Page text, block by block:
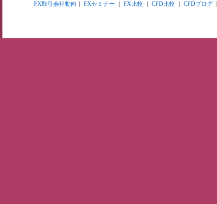
FX取引会社動向 FXセミナー FX比較 CFD比較 CFDブログ